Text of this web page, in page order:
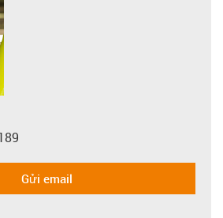
Gửi email